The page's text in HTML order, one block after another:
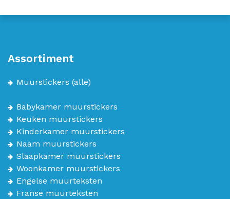
Assortiment
Muurstickers (alle)
Babykamer muurstickers
Keuken muurstickers
Kinderkamer muurstickers
Naam muurstickers
Slaapkamer muurstickers
Woonkamer muurstickers
Engelse muurteksten
Franse muurteksten